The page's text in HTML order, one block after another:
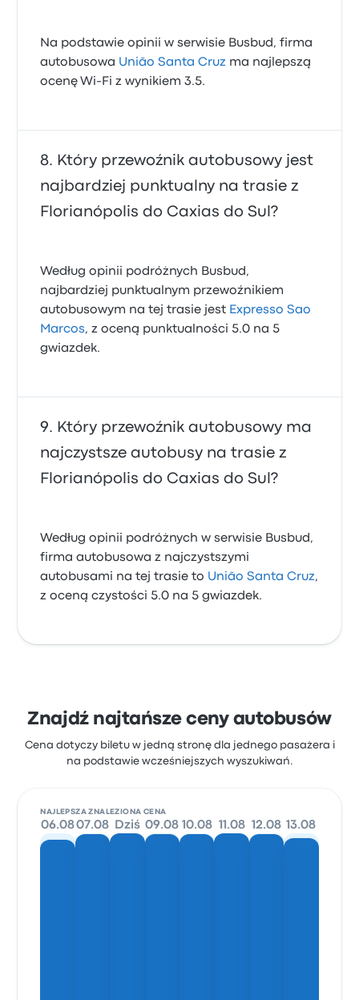
Na podstawie opinii w serwisie Busbud, firma
autobusowa União Santa Cruz ma najlepszą
ocenę Wi-Fi z wynikiem 3.5.
Który przewoźnik autobusowy jest
najbardziej punktualny na trasie z
Florianópolis do Caxias do Sul?
Według opinii podróżnych Busbud,
najbardziej punktualnym przewoźnikiem
autobusowym na tej trasie jest Expresso Sao
Marcos, z oceną punktualności 5.0 na 5
gwiazdek.
Który przewoźnik autobusowy ma
najczystsze autobusy na trasie z
Florianópolis do Caxias do Sul?
Według opinii podróżnych w serwisie Busbud,
firma autobusowa z najczystszymi
autobusami na tej trasie to União Santa Cruz,
z oceną czystości 5.0 na 5 gwiazdek.
Znajdź najtańsze ceny autobusów
Cena dotyczy biletu w jedną stronę dla jednego pasażera i
na podstawie wcześniejszych wyszukiwań.
NAJLEPSZA ZNALEZIONA CENA
06.0807.08 Dziś 09.08 10.08 11.08 12.08 13.08